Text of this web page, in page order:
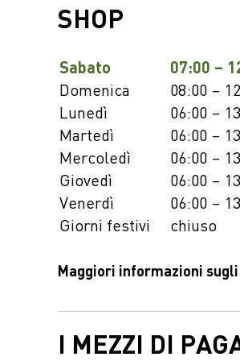
SHOP
Sabato 07:00 –
Domenica
08:00 –
Lunedì
06:00 –
Martedì
06:00 –
Mercoledì
06:00 –
Giovedì
06:00 –
Venerdì
06:00 –
Giorni festivi
chiuso
Maggiori informazioni sugli
I MEZZI DI